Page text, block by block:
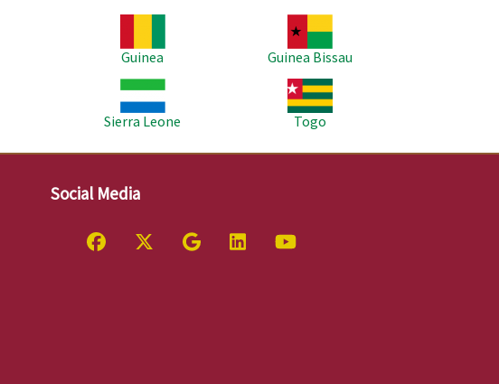
Guinea
Guinea Bissau
Imagem
Sierra Leone
Imagem
Togo
Social Media